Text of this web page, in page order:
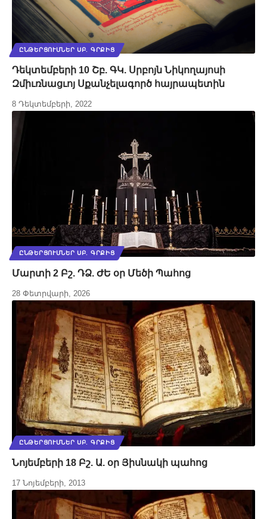
ԸՆԹԵՐՑՈՒՄՆԵՐ ՍԲ. ԳՐՔԻՑ
Դեկտեմբերի 10 Շբ. ԳԿ. Սրբոյն Նիկողայոսի
Զմիւռնացւոյ Սքանչելագործ հայրապետին
8 Դեկտեմբերի, 2022
ԸՆԹԵՐՑՈՒՄՆԵՐ ՍԲ. ԳՐՔԻՑ
Մարտի 2 Բշ. ԴՁ. ԺԵ օր Մեծի Պահոց
28 Փետրվարի, 2026
ԸՆԹԵՐՑՈՒՄՆԵՐ ՍԲ. ԳՐՔԻՑ
Նոյեմբերի 18 Բշ. Ա. օր Յիսնակի պահոց
17 Նոյեմբերի, 2013